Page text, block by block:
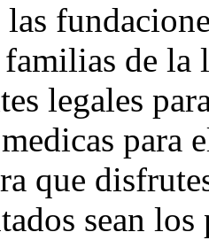
de
legales
para
que
sean